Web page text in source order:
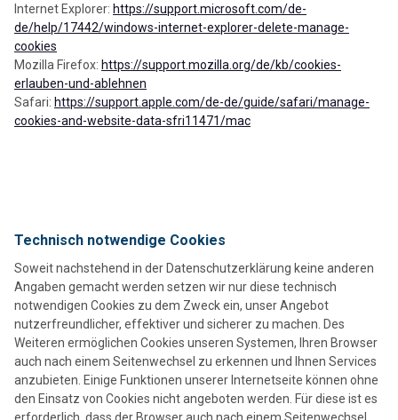
Internet Explorer: https://support.microsoft.com/de-
de/help/17442/windows-internet-explorer-delete-manage-
cookies
Mozilla Firefox: https://support.mozilla.org/de/kb/cookies-
erlauben-und-ablehnen
Safari: https://support.apple.com/de-de/guide/safari/manage-
cookies-and-website-data-sfri11471/mac
Technisch notwendige Cookies
Soweit nachstehend in der Datenschutzerklärung keine anderen
Angaben gemacht werden setzen wir nur diese technisch
notwendigen Cookies zu dem Zweck ein, unser Angebot
nutzerfreundlicher, effektiver und sicherer zu machen. Des
Weiteren ermöglichen Cookies unseren Systemen, Ihren Browser
auch nach einem Seitenwechsel zu erkennen und Ihnen Services
anzubieten. Einige Funktionen unserer Internetseite können ohne
den Einsatz von Cookies nicht angeboten werden. Für diese ist es